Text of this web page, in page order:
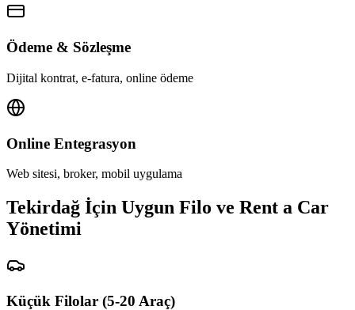
Ödeme & Sözleşme
Dijital kontrat, e-fatura, online ödeme
Online Entegrasyon
Web sitesi, broker, mobil uygulama
Tekirdağ İçin Uygun Filo ve Rent a Car
Yönetimi
Küçük Filolar (5-20 Araç)